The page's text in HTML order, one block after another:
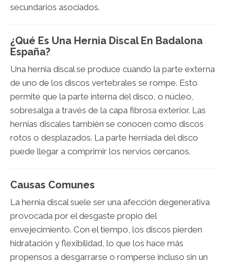
secundarios asociados.
¿Qué Es Una Hernia Discal En Badalona
España?
Una hernia discal se produce cuando la parte externa
de uno de los discos vertebrales se rompe. Esto
permite que la parte interna del disco, o núcleo,
sobresalga a través de la capa fibrosa exterior. Las
hernias discales también se conocen como discos
rotos o desplazados. La parte herniada del disco
puede llegar a comprimir los nervios cercanos.
Causas Comunes
La hernia discal suele ser una afección degenerativa
provocada por el desgaste propio del
envejecimiento. Con el tiempo, los discos pierden
hidratación y flexibilidad, lo que los hace más
propensos a desgarrarse o romperse incluso sin un